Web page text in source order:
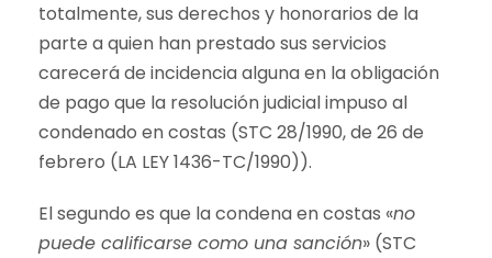
totalmente, sus derechos y honorarios de la
parte a quien han prestado sus servicios
carecerá de incidencia alguna en la obligación
de pago que la resolución judicial impuso al
condenado en costas (STC 28/1990, de 26 de
febrero (LA LEY 1436-TC/1990)).
El segundo es que la condena en costas «no
puede calificarse como una sanción» (STC